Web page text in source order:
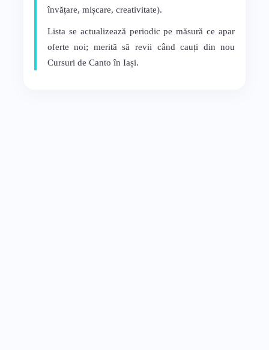
învățare, mișcare, creativitate).
Lista se actualizează periodic pe măsură ce apar
oferte noi; merită să revii când cauți din nou
Cursuri de Canto în Iași.